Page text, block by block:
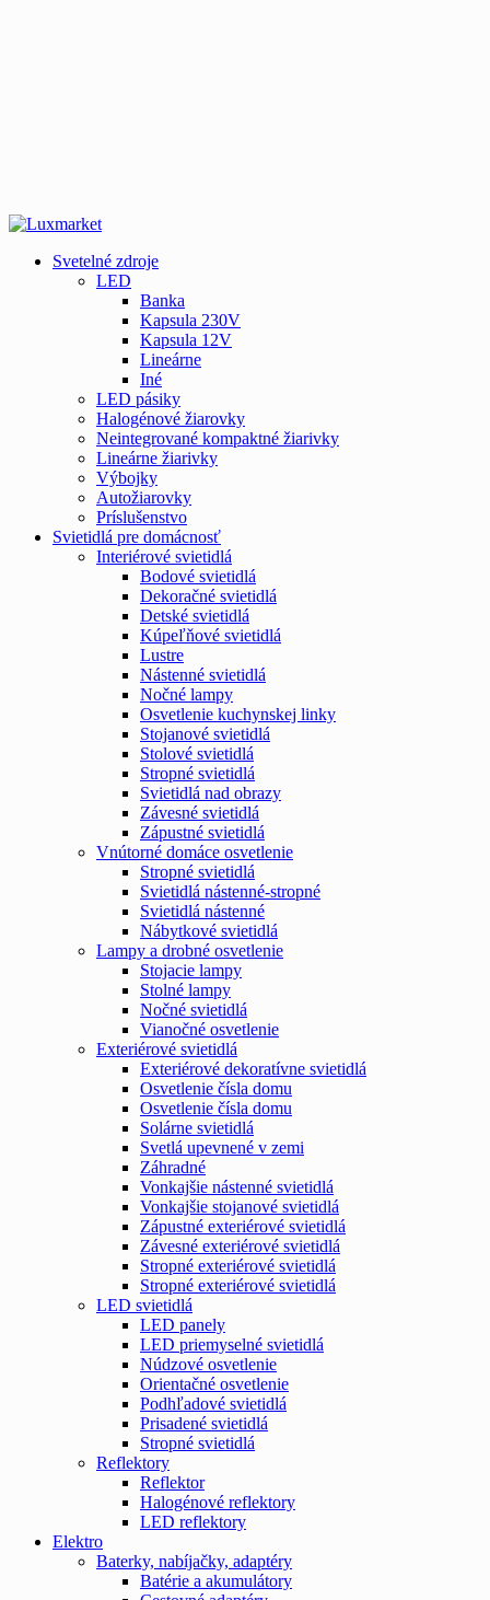
Svetelné zdroje
LED
Banka
Kapsula 230V
Kapsula 12V
Lineárne
Iné
LED pásiky
Halogénové žiarovky
Neintegrované kompaktné žiarivky
Lineárne žiarivky
Výbojky
Autožiarovky
Príslušenstvo
Svietidlá pre domácnosť
Interiérové svietidlá
Bodové svietidlá
Dekoračné svietidlá
Detské svietidlá
Kúpeľňové svietidlá
Lustre
Nástenné svietidlá
Nočné lampy
Osvetlenie kuchynskej linky
Stojanové svietidlá
Stolové svietidlá
Stropné svietidlá
Svietidlá nad obrazy
Závesné svietidlá
Zápustné svietidlá
Vnútorné domáce osvetlenie
Stropné svietidlá
Svietidlá nástenné-stropné
Svietidlá nástenné
Nábytkové svietidlá
Lampy a drobné osvetlenie
Stojacie lampy
Stolné lampy
Nočné svietidlá
Vianočné osvetlenie
Exteriérové svietidlá
Exteriérové dekoratívne svietidlá
Osvetlenie čísla domu
Osvetlenie čísla domu
Solárne svietidlá
Svetlá upevnené v zemi
Záhradné
Vonkajšie nástenné svietidlá
Vonkajšie stojanové svietidlá
Zápustné exteriérové svietidlá
Závesné exteriérové svietidlá
Stropné exteriérové svietidlá
Stropné exteriérové svietidlá
LED svietidlá
LED panely
LED priemyselné svietidlá
Núdzové osvetlenie
Orientačné osvetlenie
Podhľadové svietidlá
Prisadené svietidlá
Stropné svietidlá
Reflektory
Reflektor
Halogénové reflektory
LED reflektory
Elektro
Baterky, nabíjačky, adaptéry
Batérie a akumulátory